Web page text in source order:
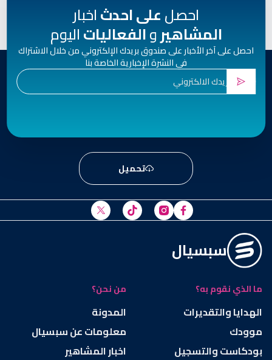
احصلعلى احدثاخبار
المشاهيروالفعالياتاليوم
احصل على آخر الأخبار على صندوق بريدك الإلكتروني من خلال الاشتراك
في النشرة الإخبارية الخاصة بنا
تحميل
سبسيال
ما الذي نقوم به؟
الهدايا والتقديرات
موودك
بودكاست والتسجيل
من نحن؟
المدونة
معلومات عن سبسيال
اخبار المشاهير